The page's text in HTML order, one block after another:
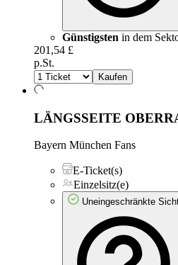
Günstigsten in dem
201,54 £
p.St.
Kaufen
LÄNGSSEITE
Bayern München Fans
E-Ticket(s)
Einzelsitz(e)
Uneingeschränkte